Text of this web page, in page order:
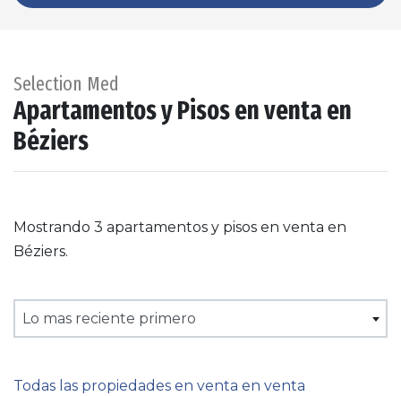
Selection Med
Apartamentos y Pisos en venta en
Béziers
Mostrando 3 apartamentos y pisos en venta en
Béziers.
Lo mas reciente primero
Todas las propiedades en venta en venta